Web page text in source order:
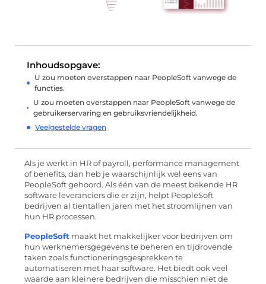
Inhoudsopgave:
U zou moeten overstappen naar PeopleSoft vanwege de
functies.
U zou moeten overstappen naar PeopleSoft vanwege de
gebruikerservaring en gebruiksvriendelijkheid.
Veelgestelde vragen
Als je werkt in HR of payroll, performance management
of benefits, dan heb je waarschijnlijk wel eens van
PeopleSoft gehoord. Als één van de meest bekende HR
software leveranciers die er zijn, helpt PeopleSoft
bedrijven al tientallen jaren met het stroomlijnen van
hun HR processen.
PeopleSoft maakt het makkelijker voor bedrijven om
hun werknemersgegevens te beheren en tijdrovende
taken zoals functioneringsgesprekken te
automatiseren met haar software. Het biedt ook veel
waarde aan kleinere bedrijven die misschien niet de